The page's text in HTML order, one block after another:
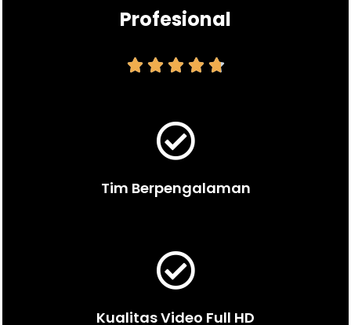
Profesional
    
Tim Berpengalaman
Kualitas Video Full HD